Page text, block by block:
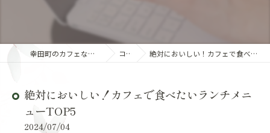
幸田町のカフェならCafe A Symmetry コラム 絶対においしい！カフェで食べたいランチメニューTOP5
絶対においしい！カフェで食べたいランチメニ
ューTOP5
2024/07/04